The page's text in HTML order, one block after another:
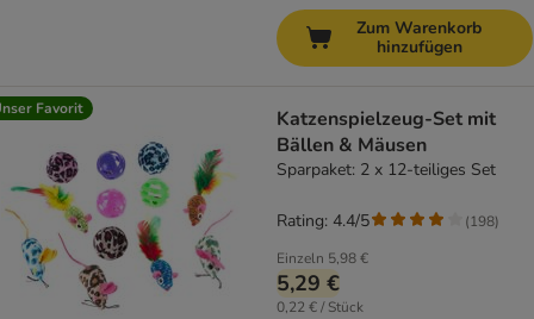
Zum Warenkorb
hinzufügen
Favorit
Katzenspielzeug-Set mit
Bällen & Mäusen
Sparpaket: 2 x 12-teiliges Set
Einzeln 5,98 €
5,29 €
0,22 € / Stück
Rating: 4.4/5 (198)